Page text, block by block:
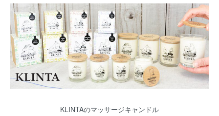
KLINTAのマッサージキャンドル